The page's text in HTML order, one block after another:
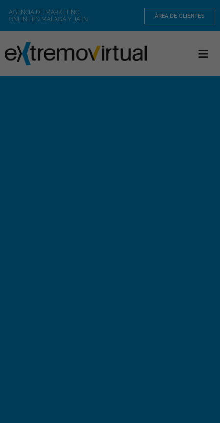
AGENCIA DE MARKETING
ONLINE EN MÁLAGA Y JAÉN
ÁREA DE CLIENTES